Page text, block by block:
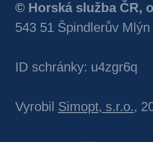
© Horská služba ČR,
543 51 Špindlerův
ID schránky: u4zgr6q
Vyrobil Simopt, s.r.o.,